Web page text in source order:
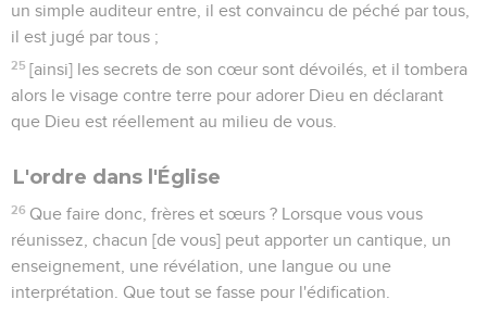
un simple auditeur entre, il est convaincu de péché par tous,
il est jugé par tous ;
25 [ainsi] les secrets de son cœur sont dévoilés, et il tombera
alors le visage contre terre pour adorer Dieu en déclarant
que Dieu est réellement au milieu de vous.
L'ordre dans l'Église
26 Que faire donc, frères et sœurs ? Lorsque vous vous
réunissez, chacun [de vous] peut apporter un cantique, un
enseignement, une révélation, une langue ou une
interprétation. Que tout se fasse pour l'édification.